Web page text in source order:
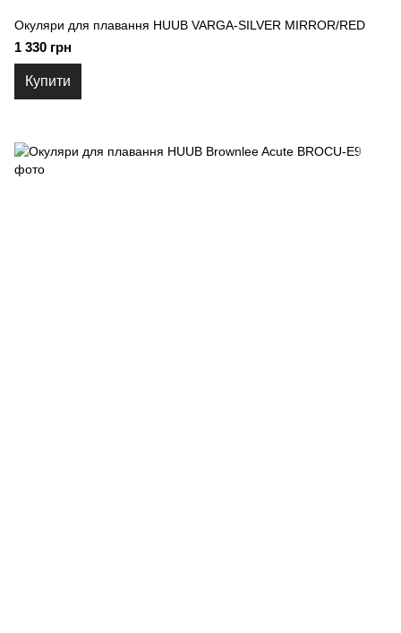
Окуляри для плавання HUUB VARGA-SILVER MIRROR/RED
1 330 грн
Купити